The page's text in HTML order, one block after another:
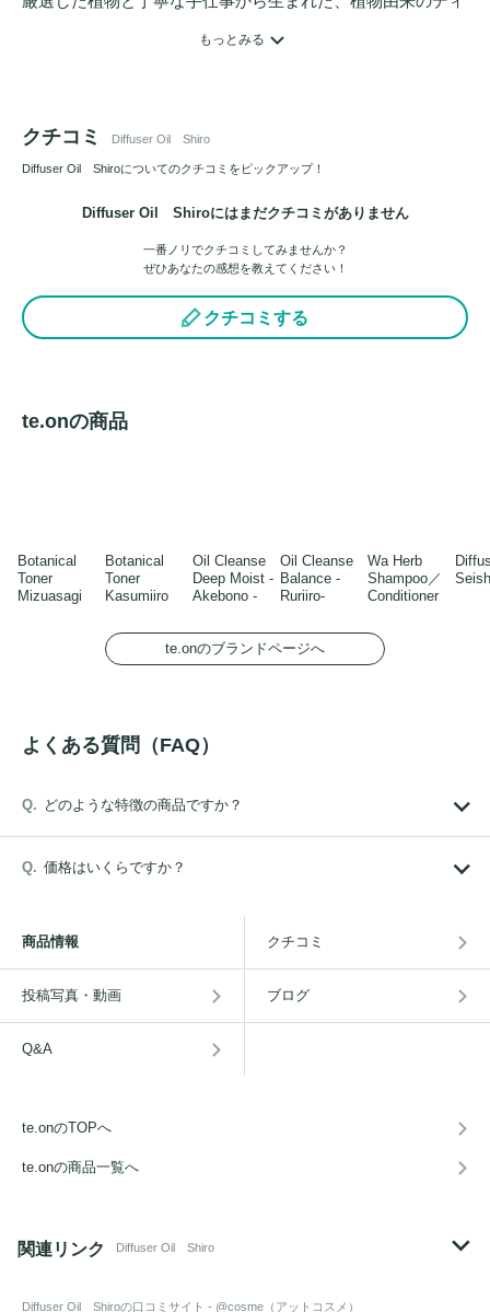
目覚めるように清々しい果実の芳香。軽やかな檸檬の香りは
緊張を緩め浄化させる大地の恵み。
もっとみる
クチコミ Diffuser Oil Shiro
Diffuser Oil Shiroについてのクチコミをピックアップ！
Diffuser Oil Shiroにはまだクチコミがありません
一番ノリでクチコミしてみませんか？
ぜひあなたの感想を教えてください！
クチコミする
te.onの商品
Botanical
Toner
Mizuasagi
Botanical
Toner
Kasumiiro
Oil Cleanse
Deep Moist -
Akebono -
Oil Cleanse
Balance -
Ruriiro-
Wa Herb
Shampoo／
Conditioner
te.onのブランドページへ
よくある質問（FAQ）
どのような特徴の商品ですか？
価格はいくらですか？
商品情報 クチコミ
投稿写真・動画 ブログ
Q&A
te.onのTOPへ
te.onの商品一覧へ
関連リンク Diffuser Oil Shiro
Diffuser Oil Shiroの口コミサイト - @cosme（アットコスメ）